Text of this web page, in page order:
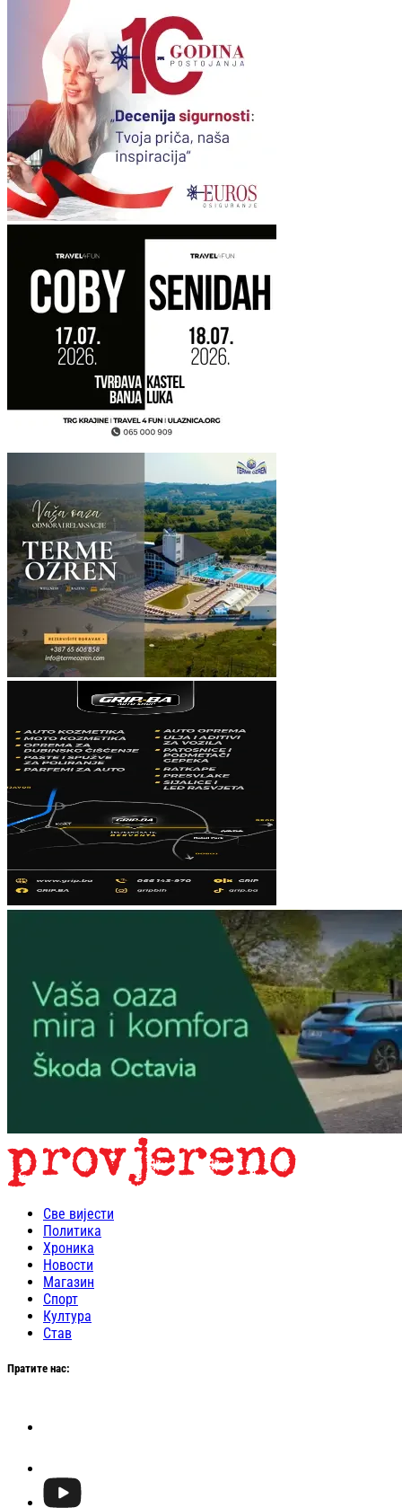
Све вијести
Политика
Хроника
Новости
Магазин
Спорт
Култура
Став
Пратите нас: